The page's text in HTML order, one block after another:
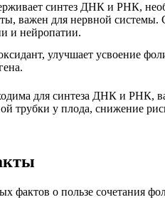
синтез ДНК и РНК,
важен для нервной системы.
и нейропатии.
улучшает усвоение
для синтеза ДНК и РНК,
трубки у плода, снижение
фактов о пользе сочетания